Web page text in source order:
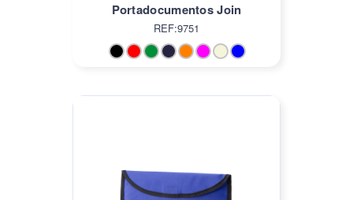
Portadocumentos Join
REF:9751